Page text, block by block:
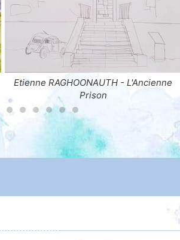
Marilou LIAUD - L'escalier des Mariés